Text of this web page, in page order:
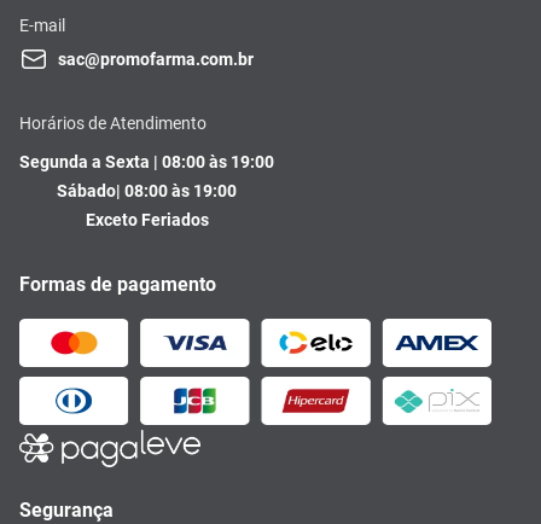
E-mail
sac@promofarma.com.br
Horários de Atendimento
Segunda a Sexta | 08:00 às 19:00
Sábado| 08:00 às 19:00
Exceto Feriados
Formas de pagamento
Segurança